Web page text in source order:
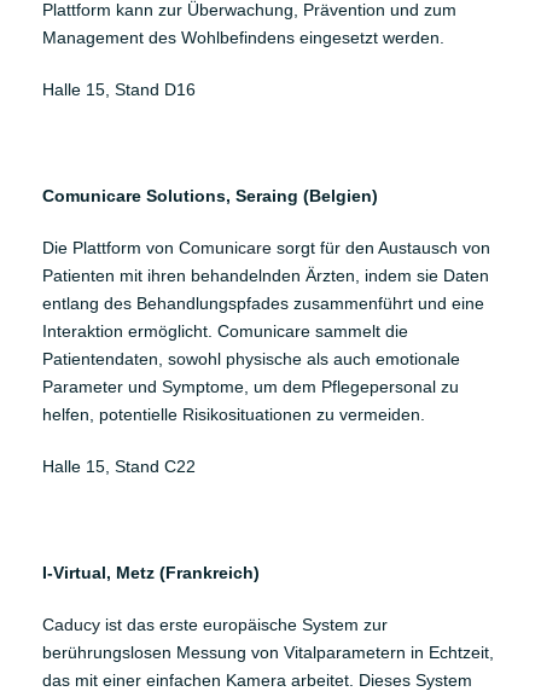
Plattform kann zur Überwachung, Prävention und zum
Management des Wohlbefindens eingesetzt werden.
Halle 15, Stand D16
Comunicare Solutions, Seraing (Belgien)
Die Plattform von Comunicare sorgt für den Austausch von
Patienten mit ihren behandelnden Ärzten, indem sie Daten
entlang des Behandlungspfades zusammenführt und eine
Interaktion ermöglicht. Comunicare sammelt die
Patientendaten, sowohl physische als auch emotionale
Parameter und Symptome, um dem Pflegepersonal zu
helfen, potentielle Risikosituationen zu vermeiden.
Halle 15, Stand C22
I-Virtual, Metz (Frankreich)
Caducy ist das erste europäische System zur
berührungslosen Messung von Vitalparametern in Echtzeit,
das mit einer einfachen Kamera arbeitet. Dieses System